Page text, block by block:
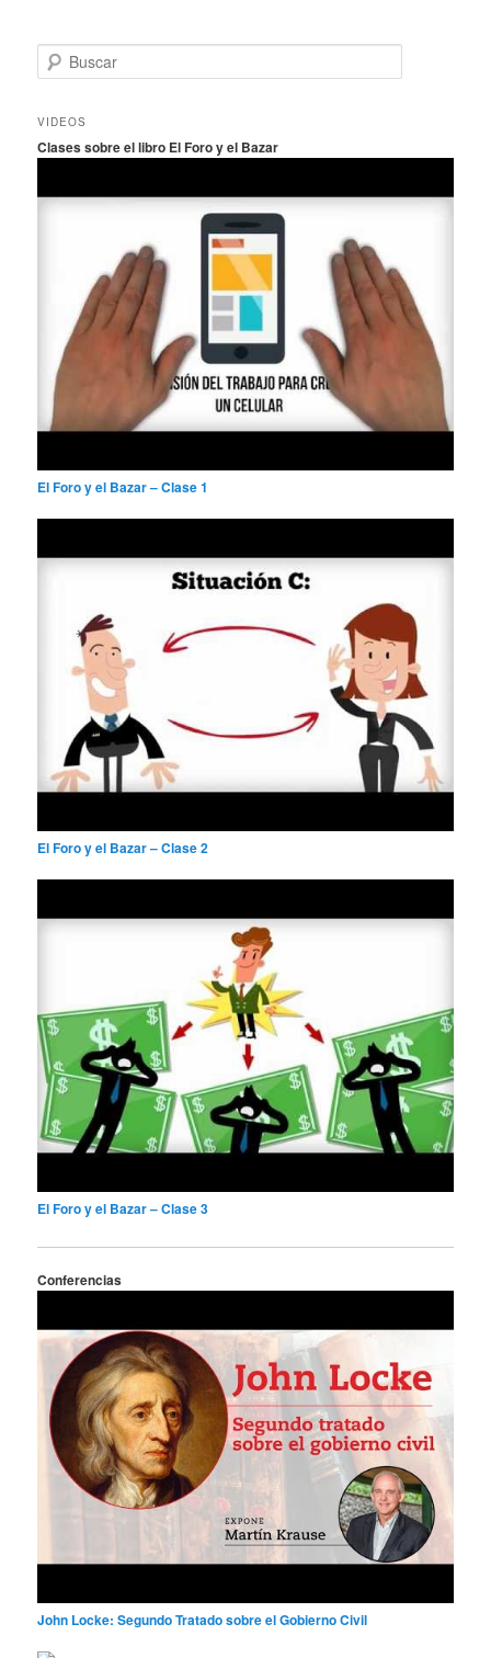
u
c
r
VIDEOS
Clases sobre el libro El Foro y el Bazar
El Foro y el Bazar – Clase 1
El Foro y el Bazar – Clase 2
El Foro y el Bazar – Clase 3
Conferencias
John Locke: Segundo Tratado sobre el Gobierno Civil